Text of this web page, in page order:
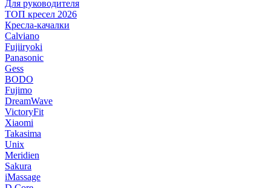
Для руководителя
ТОП кресел 2026
Кресла-качалки
Calviano
Fujiiryoki
Panasonic
Gess
BODO
Fujimo
DreamWave
VictoryFit
Xiaomi
Takasima
Unix
Meridien
Sakura
iMassage